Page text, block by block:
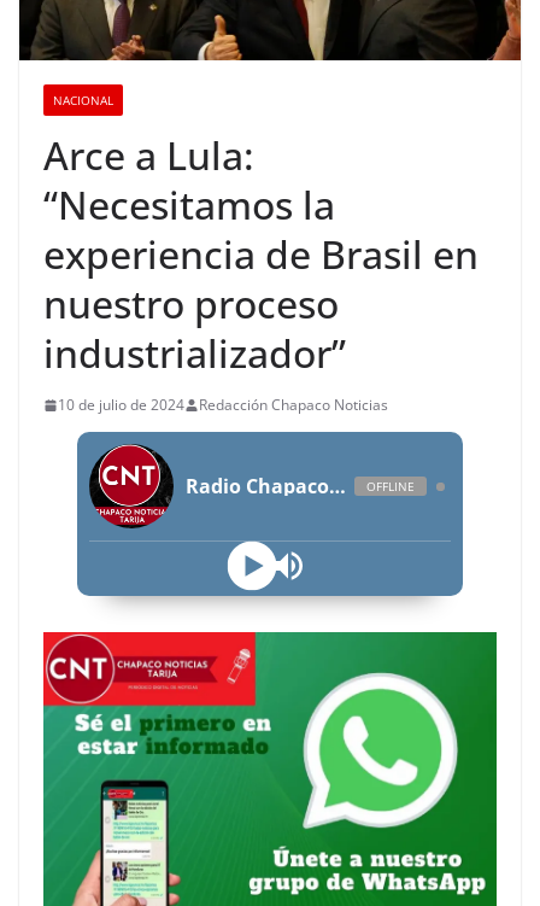
NACIONAL
Arce a Lula:
“Necesitamos la
experiencia de Brasil en
nuestro proceso
industrializador”
10 de julio de 2024 Redacción Chapaco Noticias
Radio Chapaco Noticias Las 24 horas en vivo OFFLINE